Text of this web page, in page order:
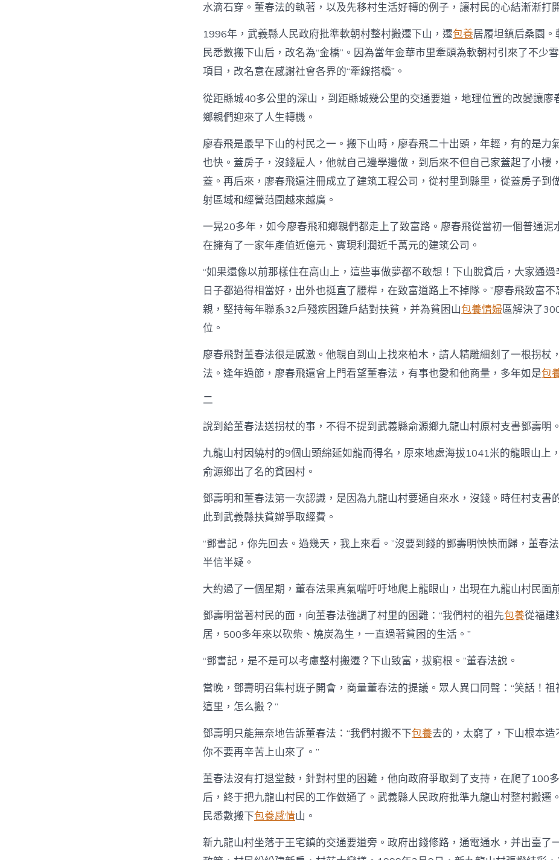
水滴石穿。董春法的執著，以及先移村生活好轉的例子，讓村民的心結漸漸打
1996年，武義縣人民政府批準軟朝村整村搬遷下山，遷包養居履坦鎮后桑園。
民悉數搬下山后，改名為“金橋”。因為當年金華市里牽頭為軟朝村引來了不少
項目，改名意在感謝社會各界的“牽線搭橋”。
從距縣城40多公里的深山，到距縣城幾公里的交通要道，地理位置的改變讓廖
鄉親們迎來了人生轉機。
廖春飛是最早下山的村民之一。搬下山時，廖春飛二十出頭，年輕，有的是力
也快。蓋房子，沒錢雇人，他就自己邊學邊做，到后來不但自己家蓋起了小樓
蓋。再后來，廖春飛還注冊成立了建筑工程公司，從村里到縣里，從蓋房子到
射區域和經營范圍越來越廣。
一晃20多年，如今廖春飛和鄉親們都走上了致富路。廖春飛從當初一個普通泥
在擁有了一家年產值近億元、實現利潤近千萬元的建筑公司。
“如果還像以前那樣住在高山上，這些事做夢都不敢想！下山脫貧后，大家通過
日子都過得相當好，出外也挺直了腰桿，在致富道路上不掉隊。”廖春飛致富不
親，堅持每年聯系32戶殘疾困難戶結對扶貧，并為貧困山包養情婦區解決了
位。
廖春飛對董春法很是感激。他親自到山上找來柏木，請人精雕細刻了一根拐杖
法。逢年過節，廖春飛還會上門看望董春法，有事也愛和他商量，多年如是包
二
說到給董春法送拐杖的事，不得不提到武義縣俞源鄉九龍山村原村支書鄧壽明。
九龍山村因繞村的9個山頭綿延如龍而得名，原來地處海拔1041米的龍眼山上
俞源鄉出了名的貧困村。
鄧壽明和董春法第一次認識，是因為九龍山村要通自來水，沒錢。時任村支書
此到武義縣扶貧辦爭取經費。
“鄧書記，你先回去。過幾天，我上來看。”沒要到錢的鄧壽明怏怏而歸，董春
半信半疑。
大約過了一個星期，董春法果真氣喘吁吁地爬上龍眼山，出現在九龍山村民面
鄧壽明當著村民的面，向董春法強調了村里的困難：“我們村的祖先包養從福建
居，500多年來以砍柴、燒炭為生，一直過著貧困的生活。”
“鄧書記，是不是可以考慮整村搬遷？下山致富，拔窮根。”董春法說。
當晚，鄧壽明召集村班子開會，商量董春法的提議。眾人異口同聲：“笑話！祖
這里，怎么搬？”
鄧壽明只能無奈地告訴董春法：“我們村搬不下包養去的，太窮了，下山根本造
你不要再辛苦上山來了。”
董春法沒有打退堂鼓，針對村里的困難，他向政府爭取到了支持，在爬了100
后，終于把九龍山村民的工作做通了。武義縣人民政府批準九龍山村整村搬遷
民悉數搬下包養感情山。
新九龍山村坐落于王宅鎮的交通要道旁。政府出錢修路，通電通水，并出臺了